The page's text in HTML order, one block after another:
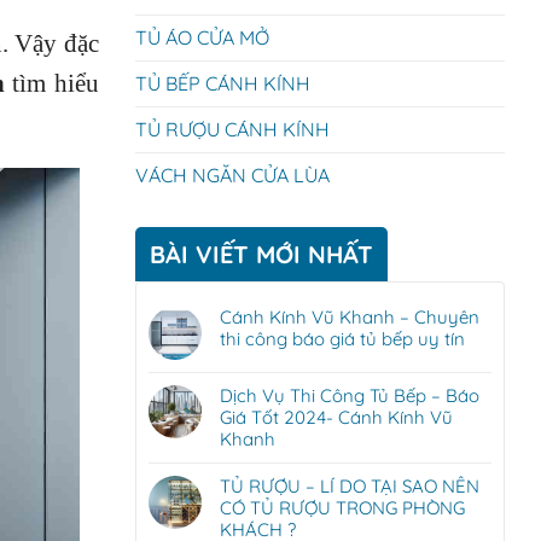
Vậy đặc
tìm hiểu
TỦ ÁO CỬA MỞ
TỦ BẾP CÁNH KÍNH
TỦ RƯỢU CÁNH KÍNH
VÁCH NGĂN CỬA LÙA
BÀI VIẾT MỚI NHẤT
Cánh Kính Vũ Khanh – Chuyên
thi công báo giá tủ bếp uy tín
Dịch Vụ Thi Công Tủ Bếp – Báo
Giá Tốt 2024- Cánh Kính Vũ
Khanh
TỦ RƯỢU – LÍ DO TẠI SAO NÊN
CÓ TỦ RƯỢU TRONG PHÒNG
KHÁCH ?